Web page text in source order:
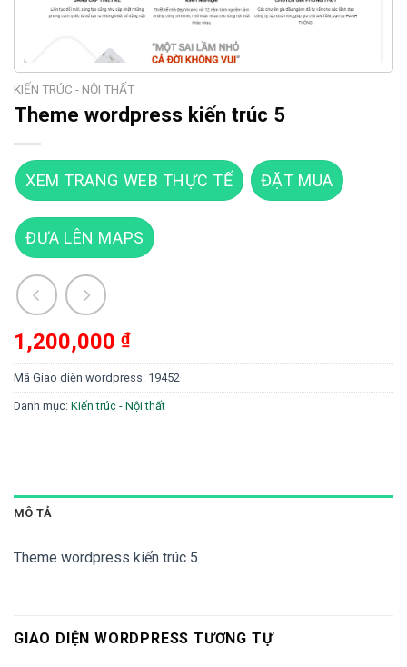
KIẾN TRÚC - NỘI THẤT
Theme wordpress kiến trúc 5
XEM TRANG WEB THỰC TẾ ĐẶT MUA
ĐƯA LÊN MAPS
1,200,000 ₫
Mã Giao diện wordpress: 19452
Danh mục: Kiến trúc - Nội thất
MÔ TẢ
Theme wordpress kiến trúc 5
GIAO DIỆN WORDPRESS TƯƠNG TỰ